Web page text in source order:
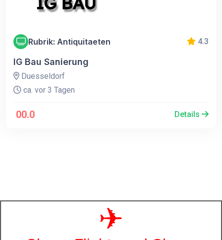
Rubrik: Antiquitaeten 4.3
IG Bau Sanierung
Duesseldorf
ca. vor 3 Tagen
00.0 Details